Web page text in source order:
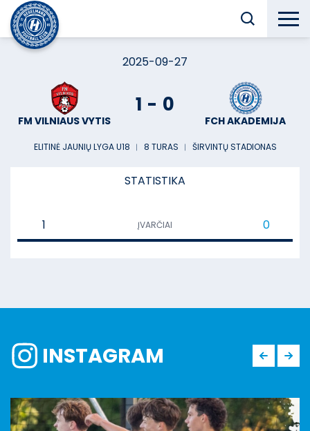
2025-09-27
FM VILNIAUS VYTIS
1 - 0
FCH AKADEMIJA
ELITINĖ JAUNIŲ LYGA U18 ︱ 8 TURAS ︱ ŠIRVINTŲ STADIONAS
STATISTIKA
1 ĮVARČIAI 0
INSTAGRAM